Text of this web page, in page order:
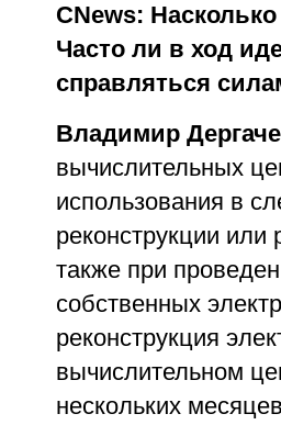
CNews:
Часто ли в ход
справляться
Владимир
вычислительных
использования в
реконструкции или
также при
собственных
реконструкция
вычислительном
нескольких